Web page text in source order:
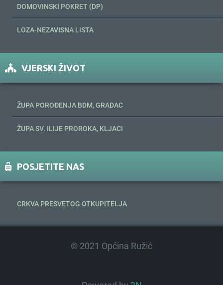
DOMOVINSKI POKRET (DP)
LOZA-NEZAVISNA LISTA
VJERSKI ŽIVOT
ŽUPA POROĐENJA BDM, GRADAC
ŽUPA SV. ILIJE PROROKA, KLJACI
POSJETITE NAS
CRKVA PRESVETOG OTKUPITELJA
© 2021 Općina Ružić